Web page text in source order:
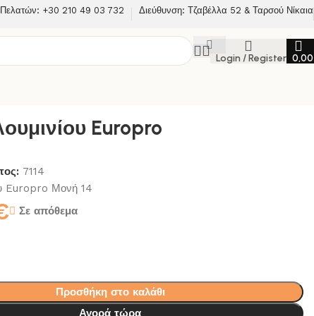
Πελατών: +30 210 49 03 732 Διεύθυνση: Τζαβέλλα 52 & Ταρσού Νίκαια
Login / Register
Europro
7114
Europro Μονή 14
Σε απόθεμα
Προσθήκη στο καλάθι
Αγορά τώρα